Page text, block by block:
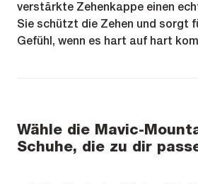
verstärkte Zehenkappe einen
Sie schützt die Zehen und sorgt
Gefühl, wenn es hart auf hart
Wähle die Mavic-
Schuhe, die zu dir